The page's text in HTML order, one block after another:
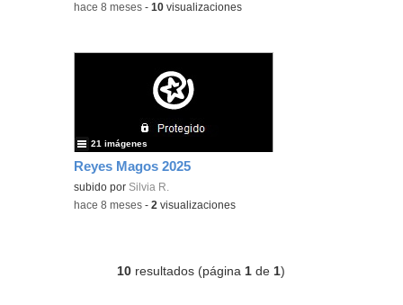
-hace 8 meses -10 visualizaciones
Reyes Magos 2025
subido por Silvia R.
21 imágenes
-hace 8 meses -2 visualizaciones
10 resultados (página 1 de 1)